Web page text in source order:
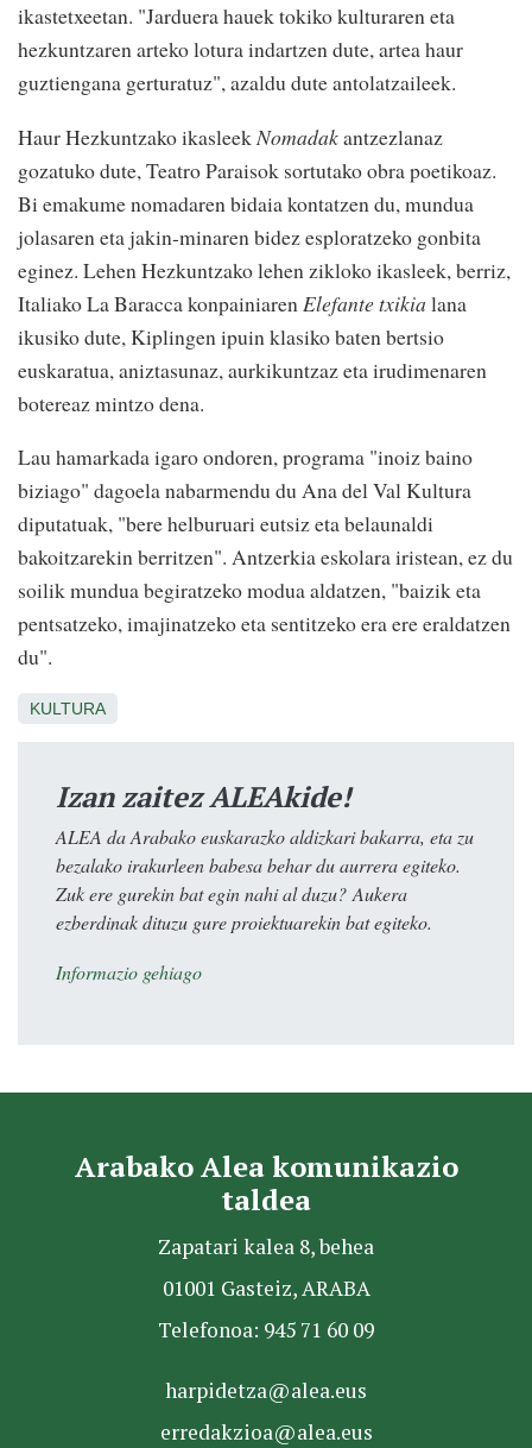
ikastetxeetan. "Jarduera hauek tokiko kulturaren eta
hezkuntzaren arteko lotura indartzen dute, artea haur
guztiengana gerturatuz", azaldu dute antolatzaileek.
Haur Hezkuntzako ikasleek Nomadakantzezlanaz
gozatuko dute, Teatro Paraisok sortutako obra poetikoaz.
Bi emakume nomadaren bidaia kontatzen du, mundua
jolasaren eta jakin-minaren bidez esploratzeko gonbita
eginez. Lehen Hezkuntzako lehen zikloko ikasleek, berriz,
Italiako La Baracca konpainiaren Elefante txikia lana
ikusiko dute, Kiplingen ipuin klasiko baten bertsio
euskaratua, aniztasunaz, aurkikuntzaz eta irudimenaren
botereaz mintzo dena.
Lau hamarkada igaro ondoren, programa "inoiz baino
biziago" dagoela nabarmendu du Ana del Val Kultura
diputatuak, "bere helburuari eutsiz eta belaunaldi
bakoitzarekin berritzen". Antzerkia eskolara iristean, ez du
soilik mundua begiratzeko modua aldatzen, "baizik eta
pentsatzeko, imajinatzeko eta sentitzeko era ere eraldatzen
du".
KULTURA
Izan zaitez ALEAkide!
ALEA da Arabako euskarazko aldizkari bakarra, eta zu
bezalako irakurleen babesa behar du aurrera egiteko.
Zuk ere gurekin bat egin nahi al duzu? Aukera
ezberdinak dituzu gure proiektuarekin bat egiteko.
Informazio gehiago
Arabako Alea komunikazio
taldea
Zapatari kalea 8, behea
01001 Gasteiz, ARABA
Telefonoa: 945 71 60 09
harpidetza@alea.eus
erredakzioa@alea.eus